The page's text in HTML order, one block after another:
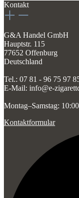
Kontakt
G&A Handel GmbH
Hauptstr. 115
77652 Offenburg
Deutschland
Tel.: 07 81 - 96 75 97
E-Mail: info@e-
Montag–Samstag:
Kontaktformular